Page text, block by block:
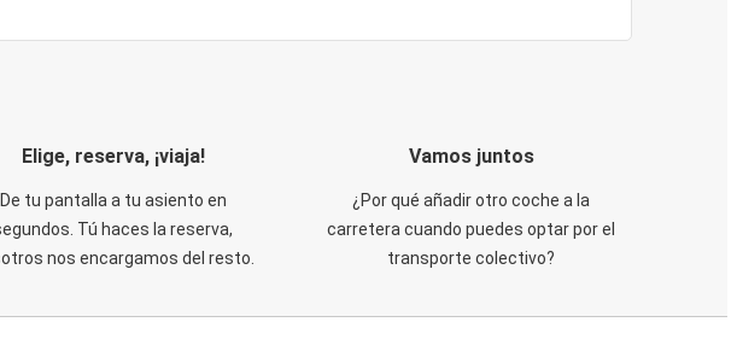
Elige, reserva, ¡viaja!
De tu pantalla a tu asiento en
Tú haces la reserva,
nos encargamos del resto.
Vamos juntos
¿Por qué añadir otro coche a la
carretera cuando puedes optar por el
transporte colectivo?